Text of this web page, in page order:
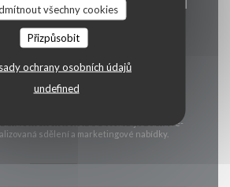
všechny cookies
Přizpůsobit
ochrany osobních údajů
undefined
v obraze
našeho newsletteru a dostávejte od nás e-
sdělení a marketingové nabídky.